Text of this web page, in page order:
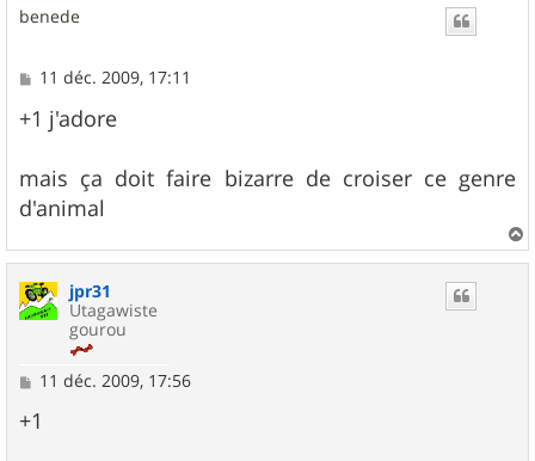
benede
M
s
s
g
e
11 déc. 2009, 17:11
+1 j'adore
mais ça doit faire bizarre de croiser ce genre
d'animal
a
jpr31
Utagawiste
gourou
M
s
s
11 déc. 2009, 17:56
+1